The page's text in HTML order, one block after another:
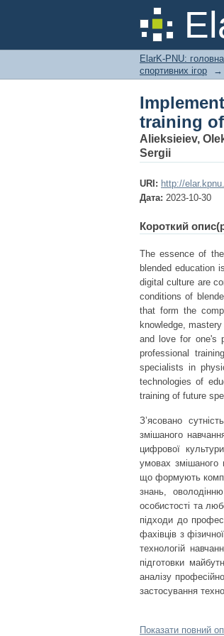
physical
ElarK-PNU: головна
спортивних ігор
→
training
Alieksieiev,
Sergii
URI: http://
Дата: 2023-10-30
Короткий
The essence of
blended education
digital culture are
conditions of
that form the
knowledge,
and love for one's
professional
specialists in
technologies of
training of future
З’ясовано
змішаного
цифрової
умовах змішаного
що формують
знань,
особистості та
підходи до
фахівців з
технологій
підготовки
аналізу
застосування
Показати повний